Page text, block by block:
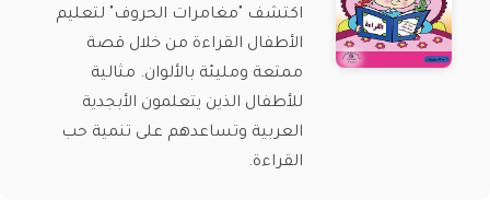
اكتشف "مغامرات الحروف" لتعليم
الأطفال القراءة من خلال قصة
ممتعة ومليئة بالألوان. مثالية
للأطفال الذين يتعلمون الأبجدية
العربية وتساعدهم على تنمية حب
القراءة.